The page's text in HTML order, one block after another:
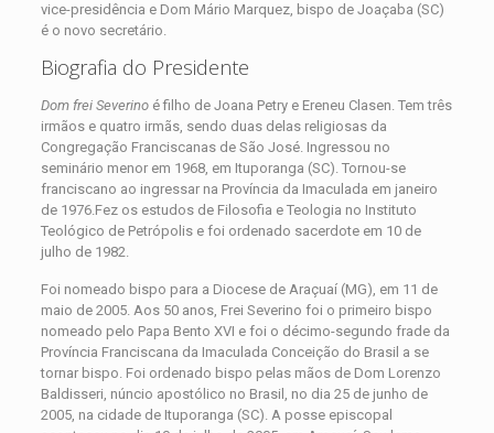
vice-presidência e Dom Mário Marquez, bispo de Joaçaba (SC)
é o novo secretário.
Biografia do Presidente
Dom frei Severinoé filho de Joana Petry e Ereneu Clasen. Tem três
irmãos e quatro irmãs, sendo duas delas religiosas da
Congregação Franciscanas de São José. Ingressou no
seminário menor em 1968, em Ituporanga (SC). Tornou-se
franciscano ao ingressar na Província da Imaculada em janeiro
de 1976.Fez os estudos de Filosofia e Teologia no Instituto
Teológico de Petrópolis e foi ordenado sacerdote em 10 de
julho de 1982.
Foi nomeado bispo para a Diocese de Araçuaí (MG), em 11 de
maio de 2005. Aos 50 anos, Frei Severino foi o primeiro bispo
nomeado pelo Papa Bento XVI e foi o décimo-segundo frade da
Província Franciscana da Imaculada Conceição do Brasil a se
tornar bispo. Foi ordenado bispo pelas mãos de Dom Lorenzo
Baldisseri, núncio apostólico no Brasil, no dia 25 de junho de
2005, na cidade de Ituporanga (SC). A posse episcopal